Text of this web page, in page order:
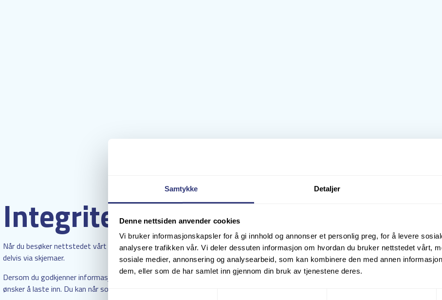
Samtykke Detaljer
Denne nettsiden anvender cookies
Vi bruker informasjonskapsler for å gi innhold og annonser et personlig preg, for å levere
analysere trafikken vår. Vi deler dessuten informasjon om hvordan du bruker nettstedet vårt,
sosiale medier, annonsering og analysearbeid, som kan kombinere den med annen
dem, eller som de har samlet inn gjennom din bruk av tjenestene deres.
Samtykkevalg
Integritetspolicy
Når du besøker nettstedet vårt samler vi inn informasjon fra deg på ulike måter: delvis via informasjonskapsler som støtter
delvis via skjemaer.
Dersom du godkjenner informasjonsinnhentingen, vil vi ta imot og lagre informasjon fra din datamaskin og nettleser, inklusive IP-
ønsker å laste inn. Du kan når som helst oppdatere dine innstillinger rundt innsamling av personopplysninger.